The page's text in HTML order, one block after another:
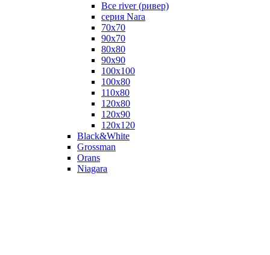
Все river (ривер)
серия Nara
70х70
90х70
80x80
90x90
100x100
100х80
110х80
120x80
120х90
120х120
Black&White
Grossman
Orans
Niagara